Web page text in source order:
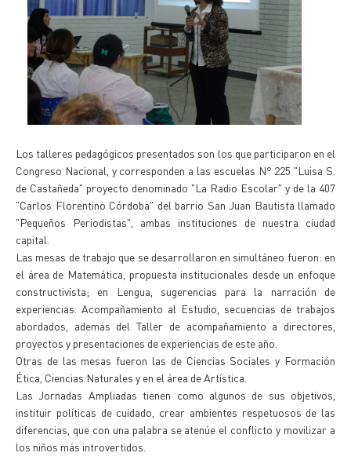
Los talleres pedagógicos presentados son los que participaron en el
Congreso Nacional, y corresponden a las escuelas N° 225 "Luisa S.
de Castañeda" proyecto denominado "La Radio Escolar" y de la 407
"Carlos Florentino Córdoba" del barrio San Juan Bautista llamado
"Pequeños Periodistas", ambas instituciones de nuestra ciudad
capital.
Las mesas de trabajo que se desarrollaron en simultáneo fueron: en
el área de Matemática, propuesta institucionales desde un enfoque
constructivista; en Lengua, sugerencias para la narración de
experiencias. Acompañamiento al Estudio, secuencias de trabajos
abordados, además del Taller de acompañamiento a directores,
proyectos y presentaciones de experiencias de este año.
Otras de las mesas fueron las de Ciencias Sociales y Formación
Ética, Ciencias Naturales y en el área de Artística.
Las Jornadas Ampliadas tienen como algunos de sus objetivos,
instituir políticas de cuidado, crear ambientes respetuosos de las
diferencias, que con una palabra se atenúe el conflicto y movilizar a
los niños más introvertidos.